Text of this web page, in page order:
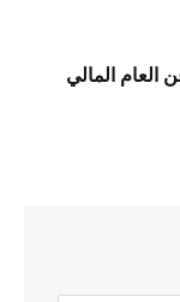
العام المالي